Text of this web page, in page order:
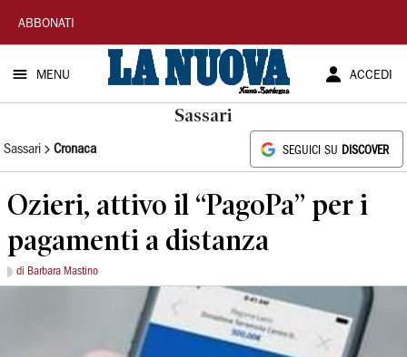
La
Nuova
Sardegna
ABBONATI
MENU ACCEDI
Sassari
Sassari Cronaca SEGUICI SU DISCOVER
Ozieri, attivo il “PagoPa” per i
pagamenti a distanza
di Barbara Mastino